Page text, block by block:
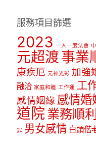
服務項目篩選
2023 一人一度法會
元超渡事業
康疾厄 元神光彩 加強
融洽 家庭和睦 工作運 工
感情姻緣 感情婚
道院業務順利
罪 男女感情 白頭偕